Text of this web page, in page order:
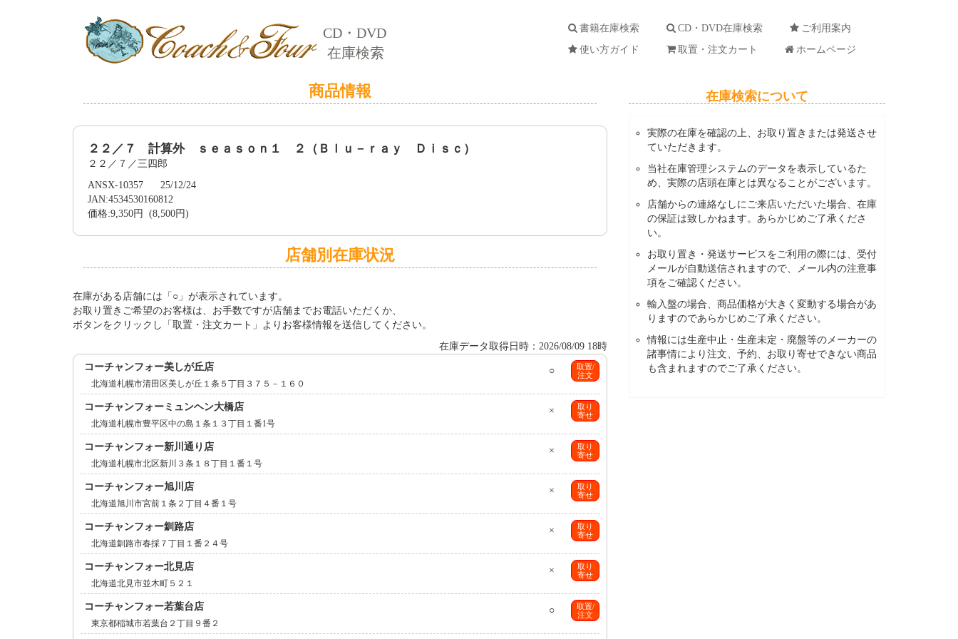
CD・DVD
在庫検索
書籍在庫検索 CD・DVD在庫検索
ご利用案内
使い方ガイド
取置・注文カート ホームページ
商品情報
２２／７ 計算外 ｓｅａｓｏｎ１ ２（Ｂｌｕ－ｒａｙ Ｄｉｓｃ）
２２／７／三四郎
ANSX-10357 25/12/24
JAN:4534530160812
価格:9,350円 (8,500円)
店舗別在庫状況
在庫がある店舗には「○」が表示されています。
お取り置きご希望のお客様は、お手数ですが店舗までお電話いただくか、
ボタンをクリックし「取置・注文カート」よりお客様情報を送信してください。
在庫データ取得日時：2026/08/09 18時
取置/
注文
○
コーチャンフォー美しが丘店
北海道札幌市清田区美しが丘１条５丁目３７５－１６０
取り
寄せ
×
コーチャンフォーミュンヘン大橋店
北海道札幌市豊平区中の島１条１３丁目１番1号
取り
寄せ
×
コーチャンフォー新川通り店
北海道札幌市北区新川３条１８丁目１番１号
取り
寄せ
×
コーチャンフォー旭川店
北海道旭川市宮前１条２丁目４番１号
取り
寄せ
×
コーチャンフォー釧路店
北海道釧路市春採７丁目１番２４号
取り
寄せ
×
コーチャンフォー北見店
北海道北見市並木町５２１
取置/
注文
○
コーチャンフォー若葉台店
東京都稲城市若葉台２丁目９番２
在庫検索について
実際の在庫を確認の上、お取り置きまたは発送させ
ていただきます。
当社在庫管理システムのデータを表示しているた
め、実際の店頭在庫とは異なることがございます。
店舗からの連絡なしにご来店いただいた場合、在庫
の保証は致しかねます。あらかじめご了承くださ
い。
お取り置き・発送サービスをご利用の際には、受付
メールが自動送信されますので、メール内の注意事
項をご確認ください。
輸入盤の場合、商品価格が大きく変動する場合があ
りますのであらかじめご了承ください。
情報には生産中止・生産未定・廃盤等のメーカーの
諸事情により注文、予約、お取り寄せできない商品
も含まれますのでご了承ください。